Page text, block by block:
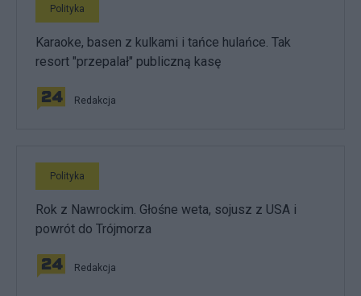
Polityka
Karaoke, basen z kulkami i tańce hulańce. Tak
resort "przepalał" publiczną kasę
Redakcja
Polityka
Rok z Nawrockim. Głośne weta, sojusz z USA i
powrót do Trójmorza
Redakcja